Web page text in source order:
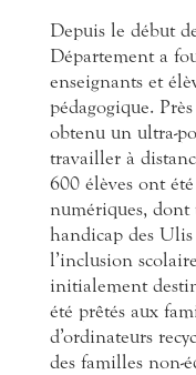
Depuis le début
Département a
enseignants et
pédagogique.
obtenu un ultra-
travailler à
600 élèves ont
numériques, dont
handicap des
l’inclusion
initialement
été prêtés aux
d’ordinateurs
des familles non-